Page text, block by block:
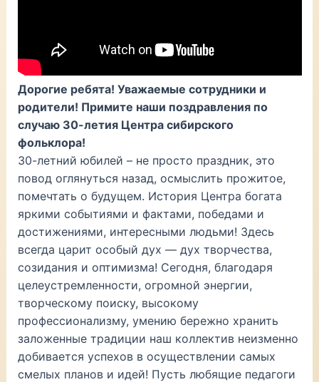
Дорогие ребята! Уважаемые сотрудники и
родители! Примите наши поздравления по
случаю 30-летия Центра сибирского
фольклора!
30-летний юбилей – не просто праздник, это
повод оглянуться назад, осмыслить прожитое,
помечтать о будущем. История Центра богата
яркими событиями и фактами, победами и
достижениями, интересными людьми! Здесь
всегда царит особый дух — дух творчества,
созидания и оптимизма! Сегодня, благодаря
целеустремленности, огромной энергии,
творческому поиску, высокому
профессионализму, умению бережно хранить
заложенные традиции наш коллектив неизменно
добивается успехов в осуществлении самых
смелых планов и идей! Пусть любящие педагоги